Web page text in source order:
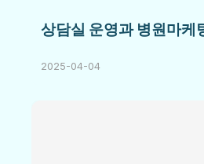
상담실 운영과 병원마케
2025-04-04